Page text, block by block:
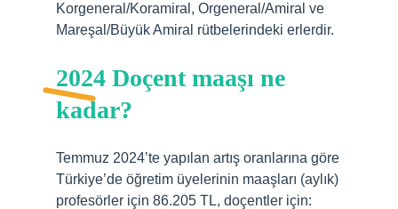
Korgeneral/Koramiral, Orgeneral/Amiral ve
Mareşal/Büyük Amiral rütbelerindeki erlerdir.
2024 Doçent maaşı ne
kadar?
Temmuz 2024’te yapılan artış oranlarına göre
Türkiye’de öğretim üyelerinin maaşları (aylık)
profesörler için 86.205 TL, doçentler için: